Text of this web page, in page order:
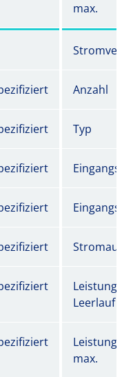
max.
Anzahl
Typ
Leerlauf
max.